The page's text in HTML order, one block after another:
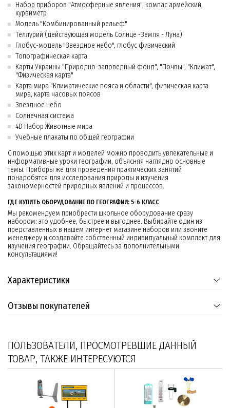
Набор приборов "Атмосферные явления", компас армейский,
курвиметр
Модель "Комбинированный рельеф"
Теллурий (действующая модель Солнце -Земля - Луна)
Глобус-модель "Звездное небо", глобус физический
Топографическая карта
Карты Украины "Природно-заповедный фонд", "Почвы", "Климат",
"Физическая карта"
Карта мира "Климатические пояса и области", физическая карта
мира, карта часовых поясов
Звездное небо
Солнечная система
4D Набор Животные мира
Учебные плакаты по общей географии
С помощью этих карт и моделей можно проводить увлекательные и
информативные уроки географии, объясняя наглядно основные
темы. Приборы же для проведения практических занятий
понадобятся для исследования природы и изучения
закономерностей природных явлений и процессов.
ГДЕ КУПИТЬ ОБОРУДОВАНИЕ ПО ГЕОГРАФИИ: 5-6 КЛАСС
Мы рекомендуем приобрести школьное оборудование сразу
набором: это удобнее, быстрее и выгоднее. Выбирайте один из
представленных в нашем интернет магазине наборов или звоните
менеджеру и создавайте собственный индивидуальный комплект для
изучения географии. Обращайтесь за дополнительными
консультациями!
Характеристики
Отзывы покупателей
ПОЛЬЗОВАТЕЛИ, ПРОСМОТРЕВШИЕ ДАННЫЙ
ТОВАР, ТАКЖЕ ИНТЕРЕСУЮТСЯ